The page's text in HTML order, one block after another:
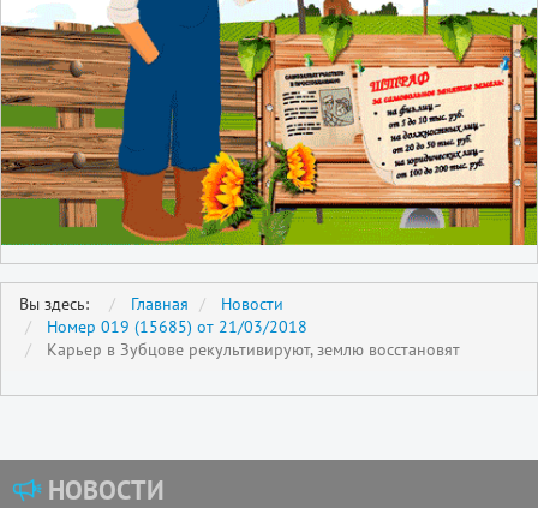
Вы здесь: Главная
Новости
Номер 019 (15685) от 21/03/2018
Карьер в Зубцове рекультивируют, землю восстановят
НОВОСТИ